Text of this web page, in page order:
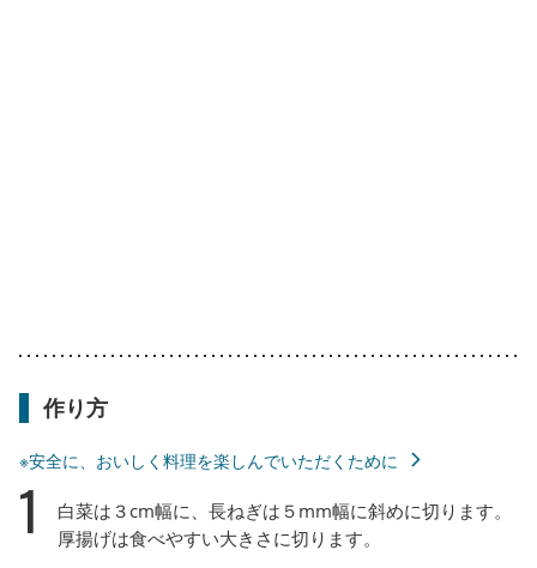
作り方
※安全に、おいしく料理を楽しんでいただくために
1
白菜は３cm幅に、長ねぎは５mm幅に斜めに切ります。
厚揚げは食べやすい大きさに切ります。